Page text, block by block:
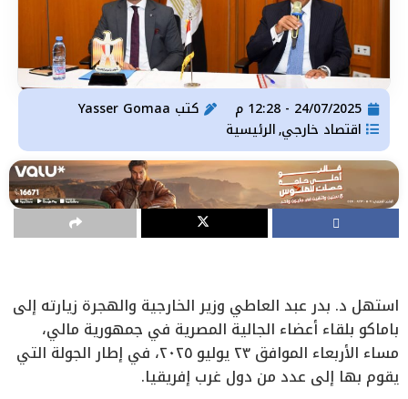
24/07/2025 - 12:28 م كتب
اقتصاد خارجي, الرئيسية
استهل د. بدر عبد العاطي وزير الخارجية والهجرة زيارته إلى
باماكو بلقاء أعضاء الجالية المصرية في جمهورية مالي،
مساء الأربعاء الموافق ٢٣ يوليو ٢٠٢٥، في إطار الجولة التي
يقوم بها إلى عدد من دول غرب إفريقيا.